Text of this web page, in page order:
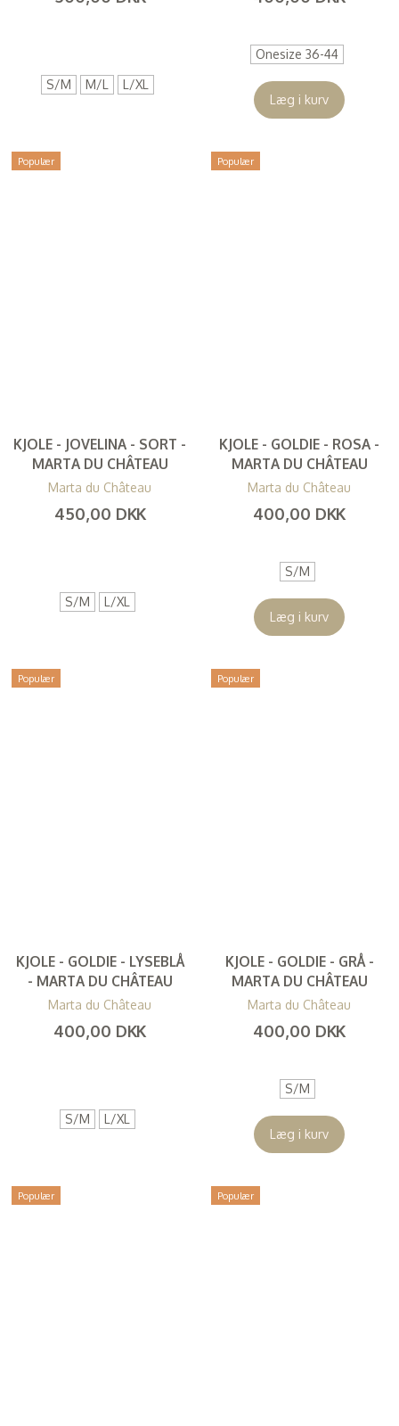
S/M M/L L/XL
Onesize 36-44
Læg i kurv
Populær
KJOLE - JOVELINA - SORT -
MARTA DU CHÂTEAU
Marta du Château
450,00 DKK
S/M L/XL
Populær
KJOLE - GOLDIE - ROSA -
MARTA DU CHÂTEAU
Marta du Château
400,00 DKK
S/M
Læg i kurv
Populær
KJOLE - GOLDIE - LYSEBLÅ
- MARTA DU CHÂTEAU
Marta du Château
400,00 DKK
S/M L/XL
Populær
KJOLE - GOLDIE - GRÅ -
MARTA DU CHÂTEAU
Marta du Château
400,00 DKK
S/M
Læg i kurv
Populær Populær